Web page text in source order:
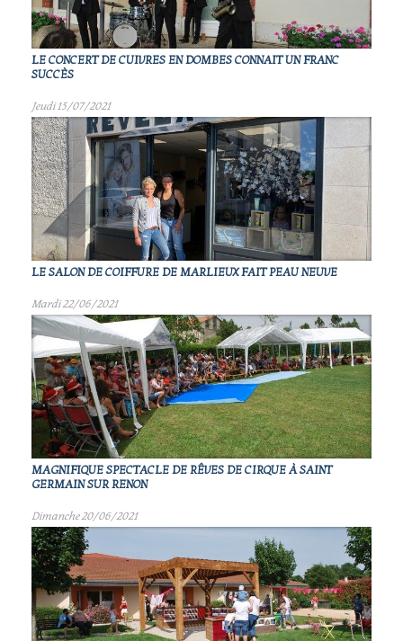
LE CONCERT DE CUIVRES EN DOMBES CONNAIT UN FRANC
SUCCÈS
Jeudi 15/07/2021
LE SALON DE COIFFURE DE MARLIEUX FAIT PEAU NEUVE
Mardi 22/06/2021
MAGNIFIQUE SPECTACLE DE RÊVES DE CIRQUE À SAINT
GERMAIN SUR RENON
Dimanche 20/06/2021